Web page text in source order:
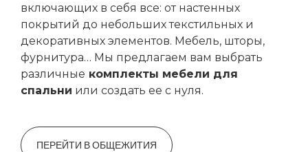
включающих в себя все: от настенных
покрытий до небольших текстильных и
декоративных элементов. Мебель, шторы,
фурнитура… Мы предлагаем вам выбрать
различные комплекты мебели для
спальни или создать ее с нуля.
ПЕРЕЙТИ В ОБЩЕЖИТИЯ